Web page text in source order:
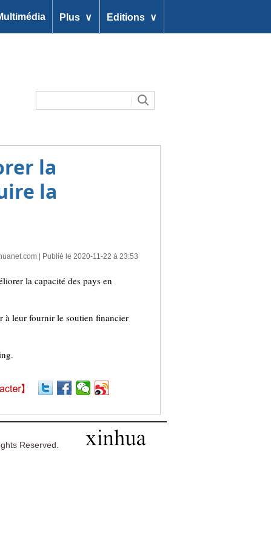
Plus ∨ Editions ∨
la
la
| Publié le 2020-11-22 à 23:53
la capacité des pays en
à leur fournir le soutien financier
Reserved.